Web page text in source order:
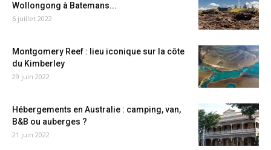
Wollongong à Batemans...
6 juillet 2022
Montgomery Reef : lieu iconique sur la côte
du Kimberley
29 juin 2022
Hébergements en Australie : camping, van,
B&B ou auberges ?
21 juin 2022